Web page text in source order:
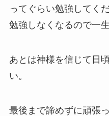
ってぐらい勉強してく
勉強しなくなるので一
あとは神様を信じて日
い。
最後まで諦めずに頑張